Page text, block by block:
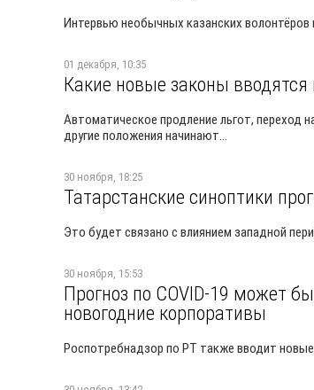
Интервью необычных казанских волонтёров
01 декабря, 10:35
Какие новые законы вводятся
Автоматическое продление льгот, переход
другие положения начинают...
30 ноября, 18:25
Татарстанские синоптики
Это будет связано с влиянием западной
30 ноября, 15:53
Прогноз по COVID-19 может
новогодние корпоративы
Роспотребнадзор по РТ также вводит